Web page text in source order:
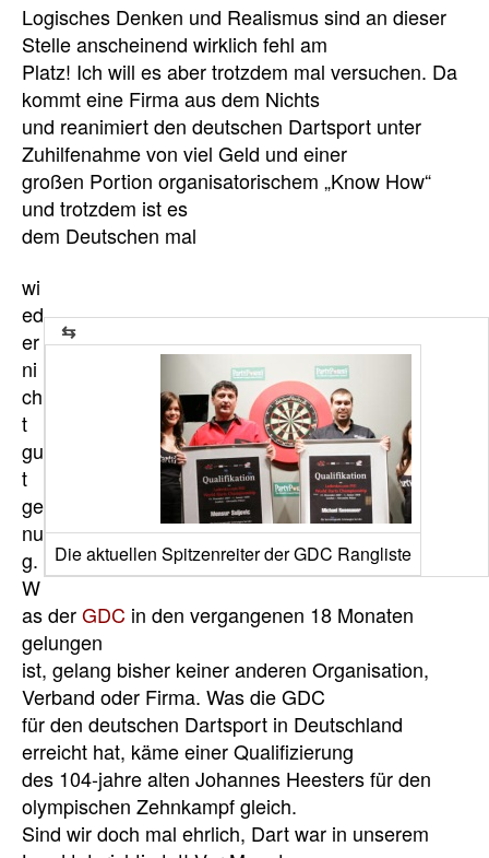
Logisches Denken und Realismus sind an dieser
Stelle anscheinend wirklich fehl am
Platz! Ich will es aber trotzdem mal versuchen. Da
kommt eine Firma aus dem Nichts
und reanimiert den deutschen Dartsport unter
Zuhilfenahme von viel Geld und einer
großen Portion organisatorischem „Know How“
und trotzdem ist es
dem Deutschen mal
Die aktuellen Spitzenreiter der GDC Rangliste
wi
ed
er
ni
ch
t
gu
t
ge
nu
g.
W
as derGDC in den vergangenen 18 Monaten
gelungen
ist, gelang bisher keiner anderen Organisation,
Verband oder Firma. Was die GDC
für den deutschen Dartsport in Deutschland
erreicht hat, käme einer Qualifizierung
des 104-jahre alten Johannes Heesters für den
olympischen Zehnkampf gleich.
Sind wir doch mal ehrlich, Dart war in unserem